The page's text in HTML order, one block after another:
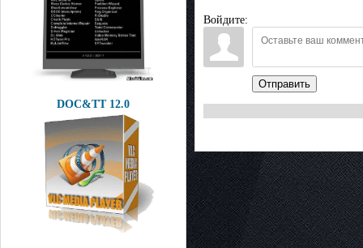
DOC&TT 12.0
Войдите:
Отправить